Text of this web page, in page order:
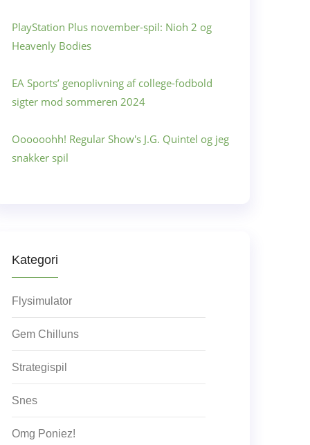
PlayStation Plus november-spil: Nioh 2 og
Heavenly Bodies
EA Sports’ genoplivning af college-fodbold
sigter mod sommeren 2024
Oooooohh! Regular Show's J.G. Quintel og jeg
snakker spil
Kategori
Flysimulator
Gem Chilluns
Strategispil
Snes
Omg Poniez!